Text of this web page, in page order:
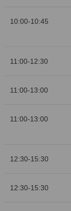
10:00-10:45
11:00-12:30
11:00-13:00
11:00-13:00
12:30-15:30
12:30-15:30